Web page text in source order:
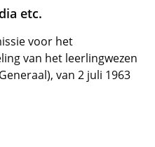
etc.
voor het
van het leerlingwezen
van 2 juli 1963